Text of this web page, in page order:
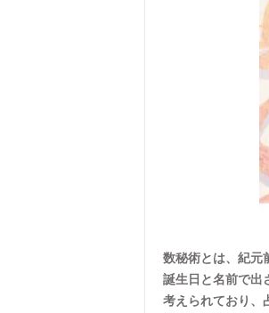
数秘術とは、紀元
誕生日と名前で出
考えられており、